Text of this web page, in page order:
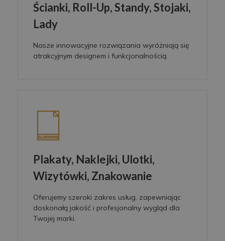
Ścianki, Roll-Up, Standy, Stojaki,
Lady
Nasze innowacyjne rozwiązania wyróżniają się
atrakcyjnym designem i funkcjonalnością.
Plakaty, Naklejki, Ulotki,
Wizytówki, Znakowanie
Oferujemy szeroki zakres usług, zapewniając
doskonałą jakość i profesjonalny wygląd dla
Twojej marki.